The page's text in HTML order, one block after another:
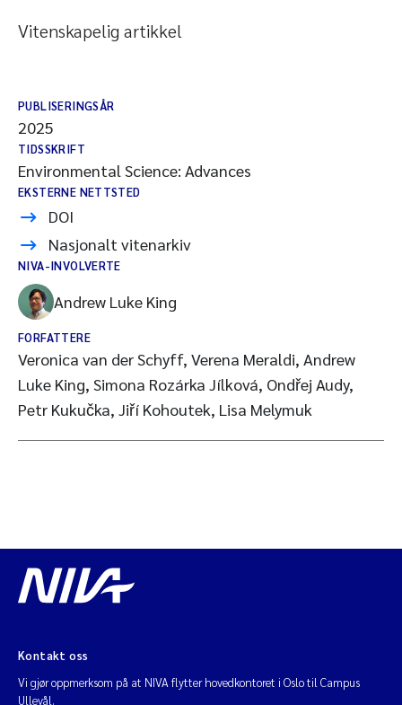
Vitenskapelig artikkel
PUBLISERINGSÅR
2025
TIDSSKRIFT
Environmental Science: Advances
EKSTERNE NETTSTED
DOI
Nasjonalt vitenarkiv
NIVA-INVOLVERTE
Andrew Luke King
FORFATTERE
Veronica van der Schyff, Verena Meraldi, Andrew
Luke King, Simona Rozárka Jílková, Ondřej Audy,
Petr Kukučka, Jiří Kohoutek, Lisa Melymuk
Kontakt oss
Vi gjør oppmerksom på at NIVA flytter hovedkontoret i Oslo til Campus
Ullevål.